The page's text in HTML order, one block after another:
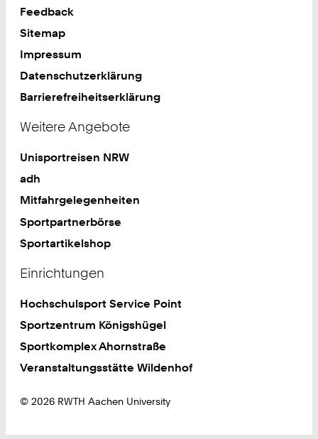
Feedback
Sitemap
Impressum
Datenschutzerklärung
Barrierefreiheitserklärung
Weitere Angebote
Unisportreisen NRW
adh
Mitfahrgelegenheiten
Sportpartnerbörse
Sportartikelshop
Einrichtungen
Hochschulsport Service Point
Sportzentrum Königshügel
Sportkomplex Ahornstraße
Veranstaltungsstätte Wildenhof
© 2026 RWTH Aachen University